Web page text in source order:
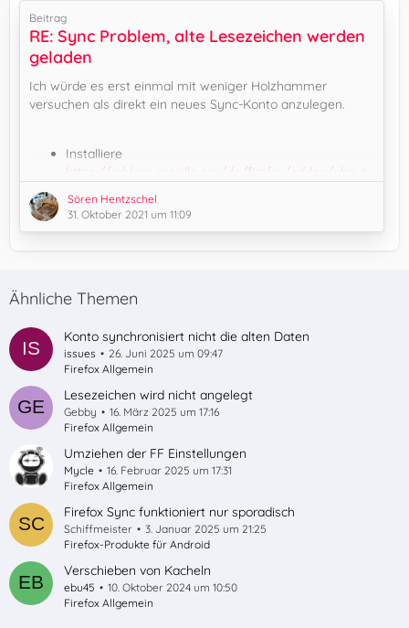
Beitrag
RE: Sync Problem, alte Lesezeichen werden
geladen
Ich würde es erst einmal mit weniger Holzhammer
versuchen als direkt ein neues Sync-Konto anzulegen.
Installiere
https://addons.mozilla.org/de/firefox/addon/about-
Rufe in Firefox about:sync auf
Klicke im Bereich "Bookmarks" auf "Engine Actions"
Ggfs. auf den anderen Geräten wiederholen und
Die nächsten Tage Beobachten, ob es jetzt besser
ist
Selbstverständlich sei vorher zu einer Sicherung der…
Sören Hentzschel
31. Oktober 2021 um 11:09
Ähnliche Themen
Konto synchronisiert nicht die alten Daten
issues
26. Juni 2025 um 09:47
Firefox Allgemein
Lesezeichen wird nicht angelegt
Gebby
16. März 2025 um 17:16
Firefox Allgemein
Umziehen der FF Einstellungen
Mycle
16. Februar 2025 um 17:31
Firefox Allgemein
Firefox Sync funktioniert nur sporadisch
Schiffmeister
3. Januar 2025 um 21:25
Firefox-Produkte für Android
Verschieben von Kacheln
ebu45
10. Oktober 2024 um 10:50
Firefox Allgemein